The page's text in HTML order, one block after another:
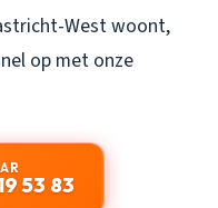
West woont,
op met onze
53 83